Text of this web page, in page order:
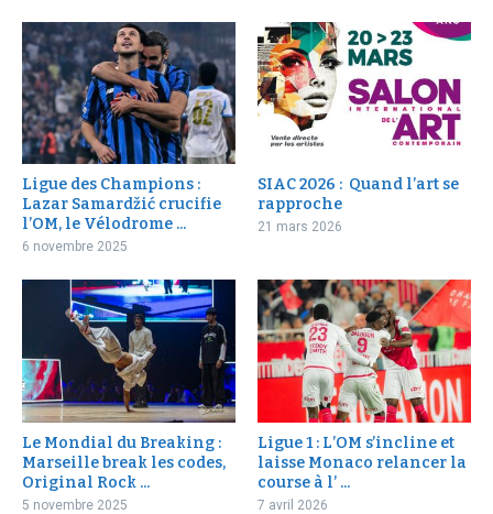
Ligue des Champions :
Lazar Samardžić crucifie
l’OM, le Vélodrome ...
6 novembre 2025
SIAC 2026 : Quand l’art se
rapproche
21 mars 2026
Le Mondial du Breaking :
Marseille break les codes,
Original Rock ...
5 novembre 2025
Ligue 1 : L’OM s’incline et
laisse Monaco relancer la
course à l’ ...
7 avril 2026